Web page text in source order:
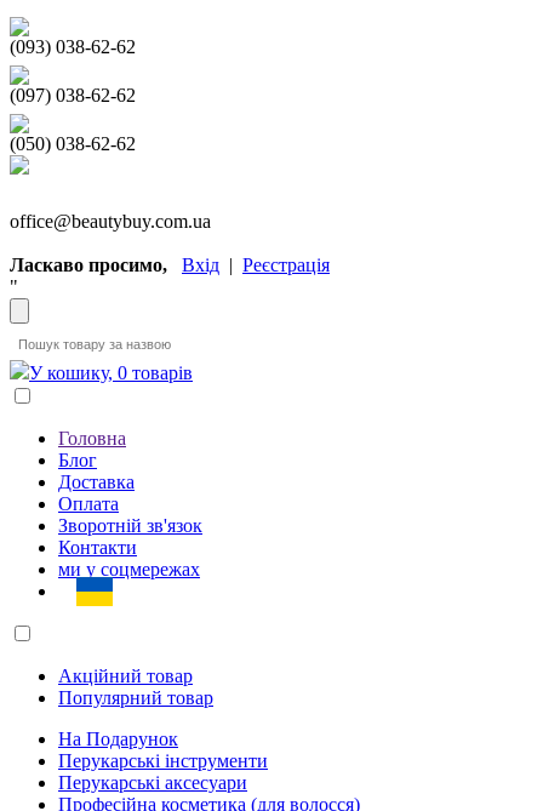
(093) 038-62-62
(097) 038-62-62
(050) 038-62-62
office@beautybuy.com.ua
Ласкаво просимо, Вхід | Реєстрація
"
У кошику, 0 товарів
Головна
Блог
Доставка
Оплата
Зворотній зв'язок
Контакти
ми у соцмережах
Акційний товар
Популярний товар
На Подарунок
Перукарські інструменти
Перукарські аксесуари
Професійна косметика (для волосся)